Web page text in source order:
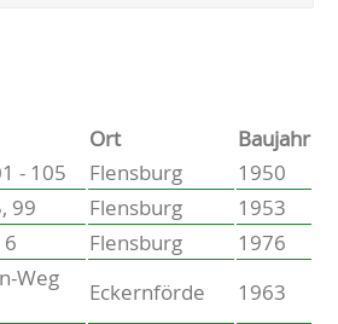
um zur entsprechenden Seite
Ort
Baujahr
- 105
Flensburg
1950
99
Flensburg
1953
Flensburg
1976
Weg
Eckernförde
1963